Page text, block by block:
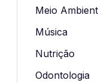
Meio
Música
Nutrição
Odontologia